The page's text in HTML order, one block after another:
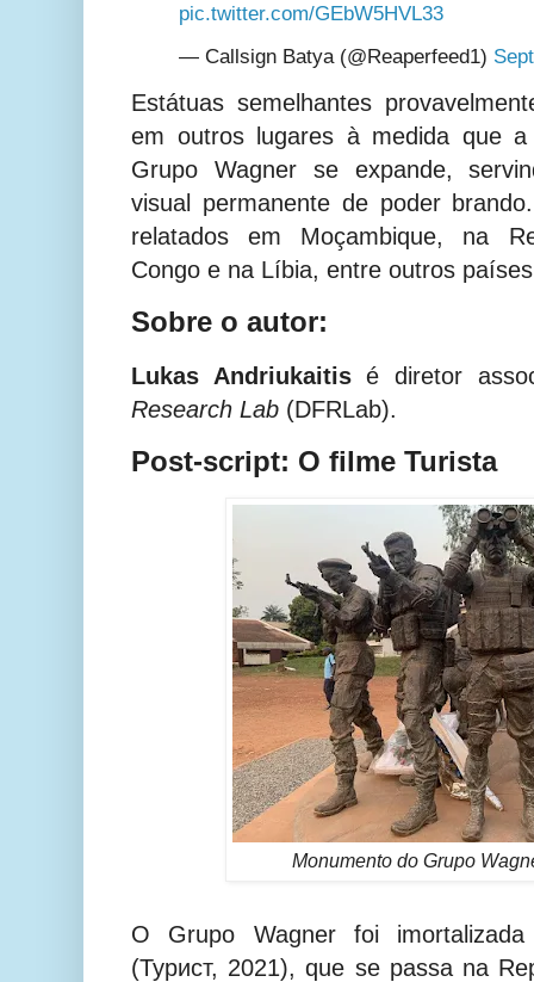
pic.twitter.com/GEbW5HVL33
— Callsign Batya (@Reaperfeed1)
Estátuas semelhantes
em outros lugares à medida que a
Grupo Wagner se expande,
visual permanente de poder
relatados em Moçambique, na
Congo e na Líbia, entre outros
Sobre o autor:
Lukas Andriukaitisé diretor
Research Lab (DFRLab).
Post-script: O filme Turista
Monumento do Grupo
O Grupo Wagner foi
(Турист, 2021), que se passa na